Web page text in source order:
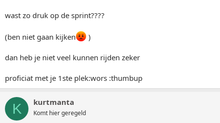
wast zo druk op de sprint????
(ben niet gaan kijken )
dan heb je niet veel kunnen rijden zeker
proficiat met je 1ste plek:wors :thumbup
K kurtmanta
Komt hier geregeld